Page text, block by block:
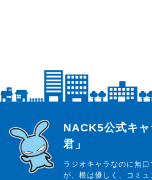
らじっと君
NACK5公式キ
君」
ラジオキャラなのに無
が、根は優しく、コミュ